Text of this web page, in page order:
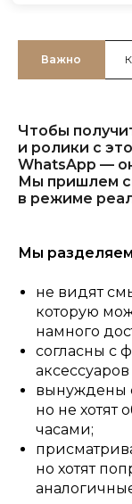
Важно
Чтобы
и ролики с
WhatsApp —
Мы пришлем
в режиме
Мы
не видят
которую
намного
согласны с
вынуждены
но не хотят
часами;
но хотят